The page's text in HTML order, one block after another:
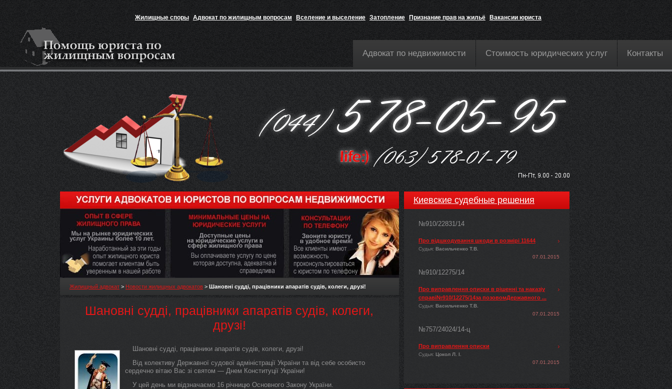
Жилищные споры Адвокат по жилищным вопросам Вселение и выселение Затопление Признание прав на жильё Вакансии юриста
Адвокат по недвижимости Стоимость юридических услуг Контакты
Жилищный адвокат > Новости жилищных адвокатов > Шановні судді, працівники апаратів судів, колеги, друзі!
Шановні судді, працівники апаратів судів, колеги,
друзі!
Шановні судді, працівники апаратів судів, колеги, друзі!
Від колективу Державної судової адміністрації України та від себе особисто
сердечно вітаю Вас зі святом — Днем Конституції України!
У цей день ми відзначаємо 16 річницю Основного Закону України.
Киевские судебные решения
№910/22831/14
Про відшкодування шкоди в розмірі 11644
Судья: Васильченко Т.В.
07.01.2015
№910/12275/14
Про виправлення описки в рішенні та наказіу
справі№910/12275/14за позовомДержавного ...
Судья: Васильченко Т.В.
07.01.2015
№757/24024/14-ц
Про виправлення описки
Судья: Цокол Л. І.
07.01.2015